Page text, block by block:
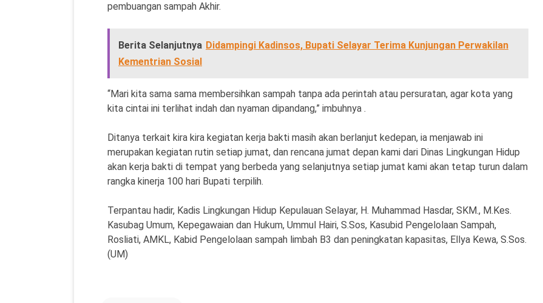
pembuangan sampah Akhir.
Berita Selanjutnya Didampingi Kadinsos, Bupati Selayar Terima Kunjungan Perwakilan
Kementrian Sosial
“Mari kita sama sama membersihkan sampah tanpa ada perintah atau persuratan, agar kota yang
kita cintai ini terlihat indah dan nyaman dipandang,” imbuhnya .
Ditanya terkait kira kira kegiatan kerja bakti masih akan berlanjut kedepan, ia menjawab ini
merupakan kegiatan rutin setiap jumat, dan rencana jumat depan kami dari Dinas Lingkungan Hidup
akan kerja bakti di tempat yang berbeda yang selanjutnya setiap jumat kami akan tetap turun dalam
rangka kinerja 100 hari Bupati terpilih.
Terpantau hadir, Kadis Lingkungan Hidup Kepulauan Selayar, H. Muhammad Hasdar, SKM., M.Kes.
Kasubag Umum, Kepegawaian dan Hukum, Ummul Hairi, S.Sos, Kasubid Pengelolaan Sampah,
Rosliati, AMKL, Kabid Pengelolaan sampah limbah B3 dan peningkatan kapasitas, Ellya Kewa, S.Sos.
(UM)